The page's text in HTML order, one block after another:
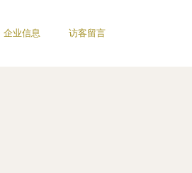
企业信息 访客留言